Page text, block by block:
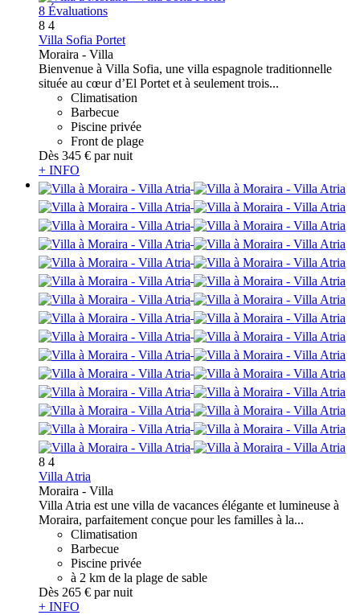
8 Évaluations
8 4
Villa Sofia Portet
Moraira - Villa
Bienvenue à Villa Sofia, une villa espagnole traditionnelle
située au cœur d’El Portet et à seulement trois...
Climatisation
Barbecue
Piscine privée
Front de plage
Dès 345 € par nuit
+ INFO
8 4
Villa Atria
Moraira - Villa
Villa Atria est une villa de vacances élégante et lumineuse à
Moraira, parfaitement conçue pour les familles à la...
Climatisation
Barbecue
Piscine privée
à 2 km de la plage de sable
Dès 265 € par nuit
+ INFO